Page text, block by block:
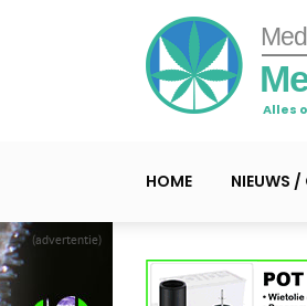
(advertentie)
Alles
HOME NIEUWS /